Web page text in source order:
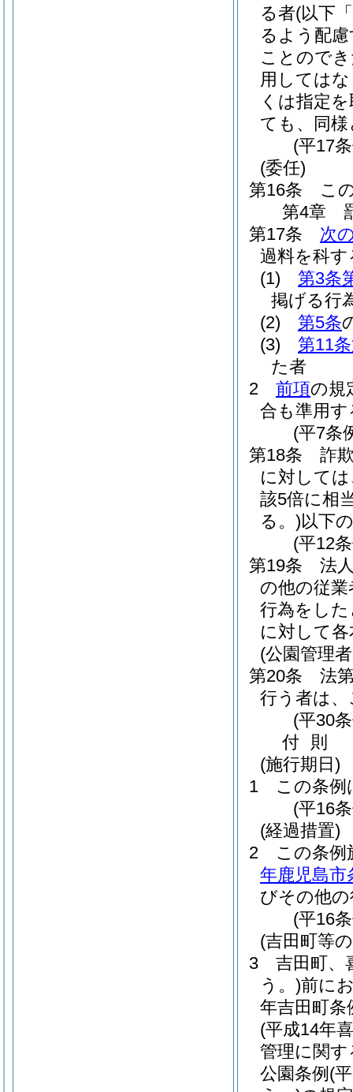
る者(以下
るよう配
ことので
用しては
くは指定
ても、同
(平17
(委任)
第16条
こ
第4章
第17条
次
過料を科す
(1)
第3条
掲げる行
(2)
第5条
(3)
第11
た者
2
前項の規
合も準用す
(平7条
第18条
詐
に対して
該5倍に相
る。)以下
(平12
第19条
法
の他の従
行為をし
に対して
(公園管理
第20条
法
行う者は
(平30
付 則
(施行期日)
1
この条例
(平16
(経過措置)
2
この条例
年鹿児島市
びその他
(平16
(吉田町等
3
吉田町、
う。)前に
年吉田町条
(平成14年
管理に関す
公園条例 (